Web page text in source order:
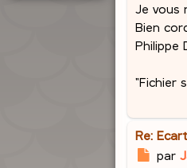
Je vous
Bien
Philippe
"Fichier
Re:
M
par